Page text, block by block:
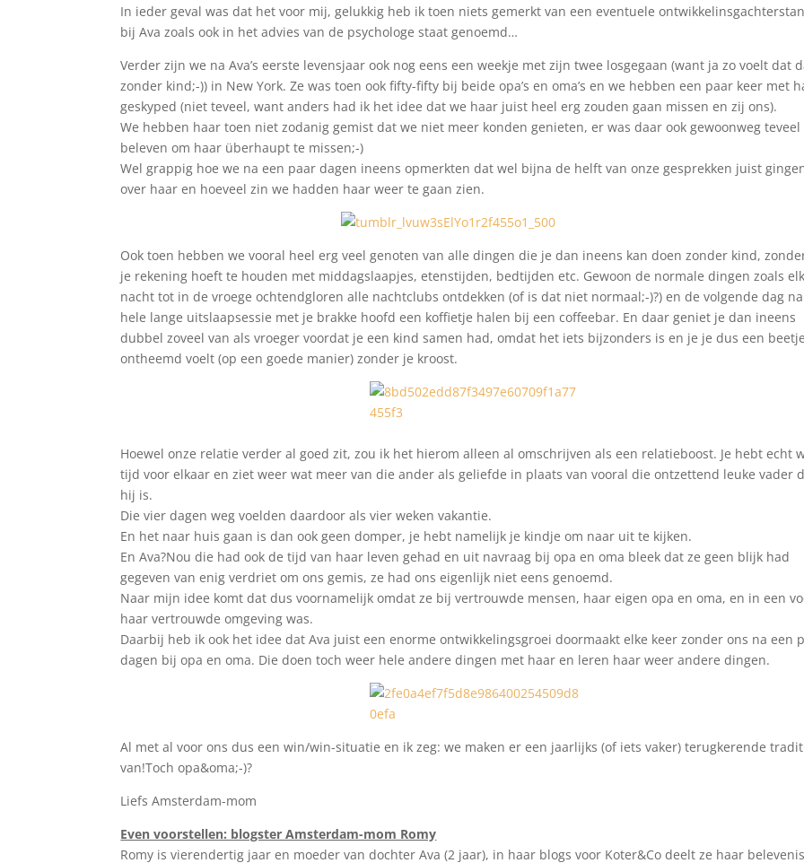
In ieder geval was dat het voor mij, gelukkig heb ik toen niets gemerkt van een eventuele
bij Ava zoals ook in het advies van de psychologe staat genoemd…
Verder zijn we na Ava’s eerste levensjaar ook nog eens een weekje met zijn twee losgegaan (want ja zo voelt dat
zonder kind;-)) in New York. Ze was toen ook fifty-fifty bij beide opa’s en oma’s en we hebben een paar keer met
geskyped (niet teveel, want anders had ik het idee dat we haar juist heel erg zouden gaan missen en zij ons).
We hebben haar toen niet zodanig gemist dat we niet meer konden genieten, er was daar ook gewoonweg teveel
beleven om haar überhaupt te missen;-)
Wel grappig hoe we na een paar dagen ineens opmerkten dat wel bijna de helft van onze gesprekken juist
over haar en hoeveel zin we hadden haar weer te gaan zien.
Ook toen hebben we vooral heel erg veel genoten van alle dingen die je dan ineens kan doen zonder kind,
je rekening hoeft te houden met middagslaapjes, etenstijden, bedtijden etc. Gewoon de normale dingen zoals
nacht tot in de vroege ochtendgloren alle nachtclubs ontdekken (of is dat niet normaal;-)?) en de volgende dag
hele lange uitslaapsessie met je brakke hoofd een koffietje halen bij een coffeebar. En daar geniet je dan ineens
dubbel zoveel van als vroeger voordat je een kind samen had, omdat het iets bijzonders is en je je dus een beetje
ontheemd voelt (op een goede manier) zonder je kroost.
Hoewel onze relatie verder al goed zit, zou ik het hierom alleen al omschrijven als een relatieboost. Je hebt echt
tijd voor elkaar en ziet weer wat meer van die ander als geliefde in plaats van vooral die ontzettend leuke vader
hij is.
Die vier dagen weg voelden daardoor als vier weken vakantie.
En het naar huis gaan is dan ook geen domper, je hebt namelijk je kindje om naar uit te kijken.
En Ava?Nou die had ook de tijd van haar leven gehad en uit navraag bij opa en oma bleek dat ze geen blijk had
gegeven van enig verdriet om ons gemis, ze had ons eigenlijk niet eens genoemd.
Naar mijn idee komt dat dus voornamelijk omdat ze bij vertrouwde mensen, haar eigen opa en oma, en in een
haar vertrouwde omgeving was.
Daarbij heb ik ook het idee dat Ava juist een enorme ontwikkelingsgroei doormaakt elke keer zonder ons na een
dagen bij opa en oma. Die doen toch weer hele andere dingen met haar en leren haar weer andere dingen.
Al met al voor ons dus een win/win-situatie en ik zeg: we maken er een jaarlijks (of iets vaker) terugkerende
van!Toch opa&oma;-)?
Liefs Amsterdam-mom
Even voorstellen: blogster Amsterdam-mom Romy
Romy is vierendertig jaar en moeder van dochter Ava (2 jaar), in haar blogs voor Koter&Co deelt ze haar